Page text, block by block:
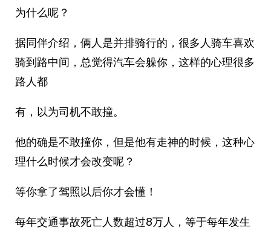
为什么呢？
据同伴介绍，俩人是并排骑行的，很多人骑车喜欢
骑到路中间，总觉得汽车会躲你，这样的心理很多
路人都
有，以为司机不敢撞。
他的确是不敢撞你，但是他有走神的时候，这种心
理什么时候才会改变呢？
等你拿了驾照以后你才会懂！
每年交通事故死亡人数超过8万人，等于每年发生